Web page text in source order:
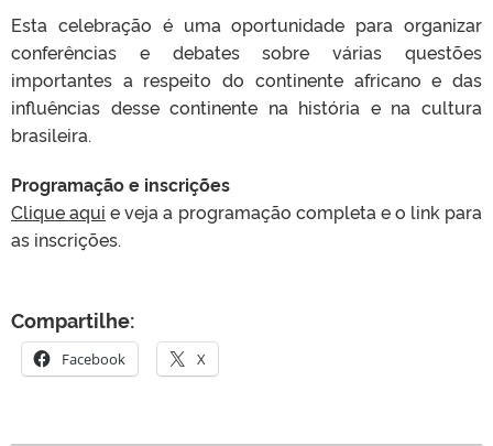
Esta celebração é uma oportunidade para organizar
conferências e debates sobre várias questões
importantes a respeito do continente africano e das
influências desse continente na história e na cultura
brasileira.
Programação e inscrições
Clique aqui e veja a programação completa e o link para
as inscrições.
Compartilhe:
Facebook X